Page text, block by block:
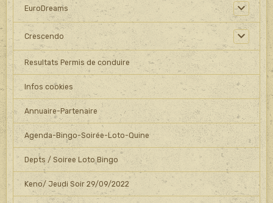
EuroDreams
Crescendo
Resultats Permis de conduire
Infos cookies
Annuaire-Partenaire
Agenda-Bingo-Soirée-Loto-Quine
Depts / Soiree Loto Bingo
Keno/ Jeudi Soir 29/09/2022